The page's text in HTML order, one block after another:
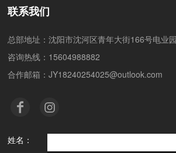
联系我们
总部地址：沈阳市沈河区青年大街166号电业
咨询热线：15604988882
合作邮箱：JY18240254025@outlook.com
姓名：